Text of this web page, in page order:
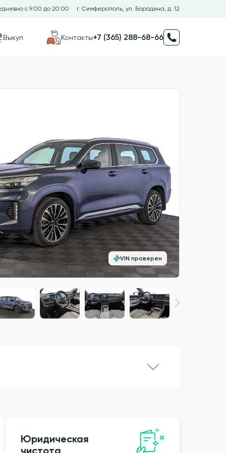
с 9:00 до 20:00 г. Симферополь, ул. Бородина, д. 12
Выкуп Контакты+7 (365) 288-68-66
VIN проверен
Юридическая
чистота